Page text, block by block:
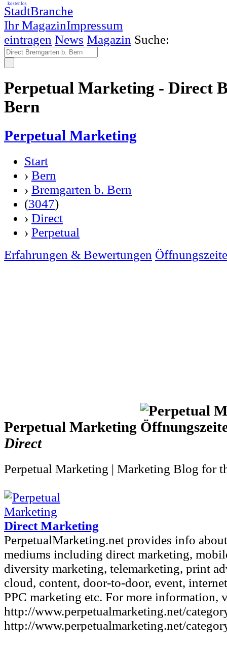
StadtBranche
Ihr MagazinImpressum
kostenlos
eintragen News Magazin Suche:
Perpetual Marketing - Direct
Bern
Perpetual Marketing
Start
› Bern
› Bremgarten b. Bern
(3047)
› Direct
› Perpetual
Erfahrungen & Bewertungen
Perpetual Marketing
Direct
Perpetual Marketing | Marketing Blog for
Direct Marketing
PerpetualMarketing.net provides info
mediums including direct marketing,
diversity marketing, telemarketing, print
cloud, content, door-to-door, event,
PPC marketing etc. For more information,
http://www.perpetualmarketing.net/
http://www.perpetualmarketing.net/